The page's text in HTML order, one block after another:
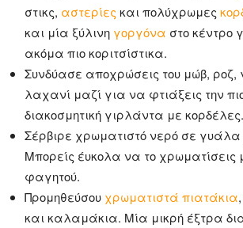
στικς, αστερίες και πολύχρωμες
και μία ξύλινη γοργόνα στο κέντρο
ακόμα πιο κοριτσίστικα.
Συνδύασε αποχρώσεις του μώβ, ροζ,
λαχανί μαζί για να φτιάξεις την
διακοσμητική γιρλάντα με κορδέλες.
Σέρβιρε χρωματιστό νερό σε γυάλα
Μπορείς έυκολα να το
φαγητού.
Προμηθεύσου χρωματιστά πιατάκια,
και καλαμάκια. Μία μικρή έξτρα